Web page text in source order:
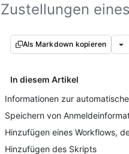
Zustellungen
Als Markdown kopieren
In diesem Artikel
Informationen zur
Speichern von
Hinzufügen eines Workflows,
Hinzufügen des Skripts